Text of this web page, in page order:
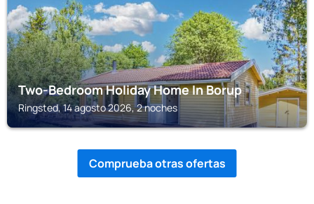
Two-Bedroom Holiday Home In Borup
Ringsted, 14 agosto 2026, 2 noches
Comprueba otras ofertas